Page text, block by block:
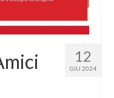
12
GIU 2024